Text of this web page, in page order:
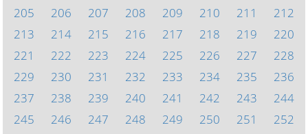
205
206 207 208 209 210 211
212
213
214 215 216 217 218 219
220
221
222 223 224 225 226 227
228
229
230 231 232 233 234 235
236
237
238 239 240 241 242 243
244
245
246 247 248 249 250 251
252